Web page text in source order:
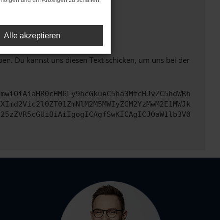
unterstützt werden.
Du kannst uns diesen Text schicken, um uns bei der
Alle akzeptieren